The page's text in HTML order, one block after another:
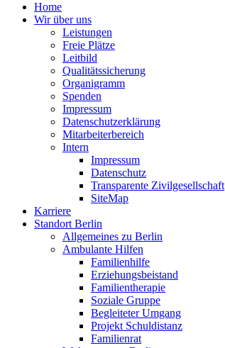
Home
Wir über uns
Leistungen
Freie Plätze
Leitbild
Qualitätssicherung
Organigramm
Spenden
Impressum
Datenschutzerklärung
Mitarbeiterbereich
Intern
Impressum
Datenschutz
Transparente Zivilgesellschaft
SiteMap
Karriere
Standort Berlin
Allgemeines zu Berlin
Ambulante Hilfen
Familienhilfe
Erziehungsbeistand
Familientherapie
Soziale Gruppe
Begleiteter Umgang
Projekt Schuldistanz
Familienrat